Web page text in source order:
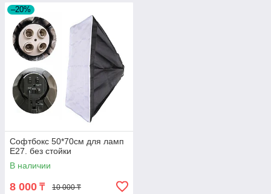
–20%
Софтбокс 50*70см для ламп
E27. без стойки
В наличии
8 000 ₸ 10 000 ₸